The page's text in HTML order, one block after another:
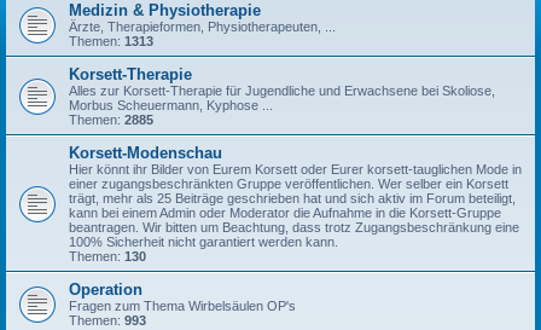
Medizin & Physiotherapie
Ärzte, Therapieformen, Physiotherapeuten, ...
Themen: 1313
Korsett-Therapie
Alles zur Korsett-Therapie für Jugendliche und Erwachsene bei Skoliose,
Morbus Scheuermann, Kyphose ...
Themen: 2885
Korsett-Modenschau
Hier könnt ihr Bilder von Eurem Korsett oder Eurer korsett-tauglichen Mode in
einer zugangsbeschränkten Gruppe veröffentlichen. Wer selber ein Korsett
trägt, mehr als 25 Beiträge geschrieben hat und sich aktiv im Forum beteiligt,
kann bei einem Admin oder Moderator die Aufnahme in die Korsett-Gruppe
beantragen. Wir bitten um Beachtung, dass trotz Zugangsbeschränkung eine
100% Sicherheit nicht garantiert werden kann.
Themen: 130
Operation
Fragen zum Thema Wirbelsäulen OP's
Themen: 993